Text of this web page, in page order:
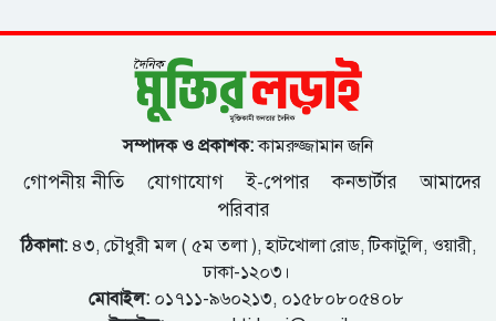
সম্পাদক ও প্রকাশক:কামরুজ্জামান জনি
গোপনীয় নীতি যোগাযোগ ই-পেপার কনভার্টার
আমাদের
পরিবার
ঠিকানা:৪৩, চৌধুরী মল ( ৫ম তলা ), হাটখোলা রোড, টিকাটুলি, ওয়ারী,
ঢাকা-১২০৩।
মোবাইল:০১৭১১-৯৬০২১৩, ০১৫৮০৮০৫৪০৮